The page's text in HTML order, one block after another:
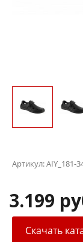
Артикул:AIY_181-
3.199
Скачать